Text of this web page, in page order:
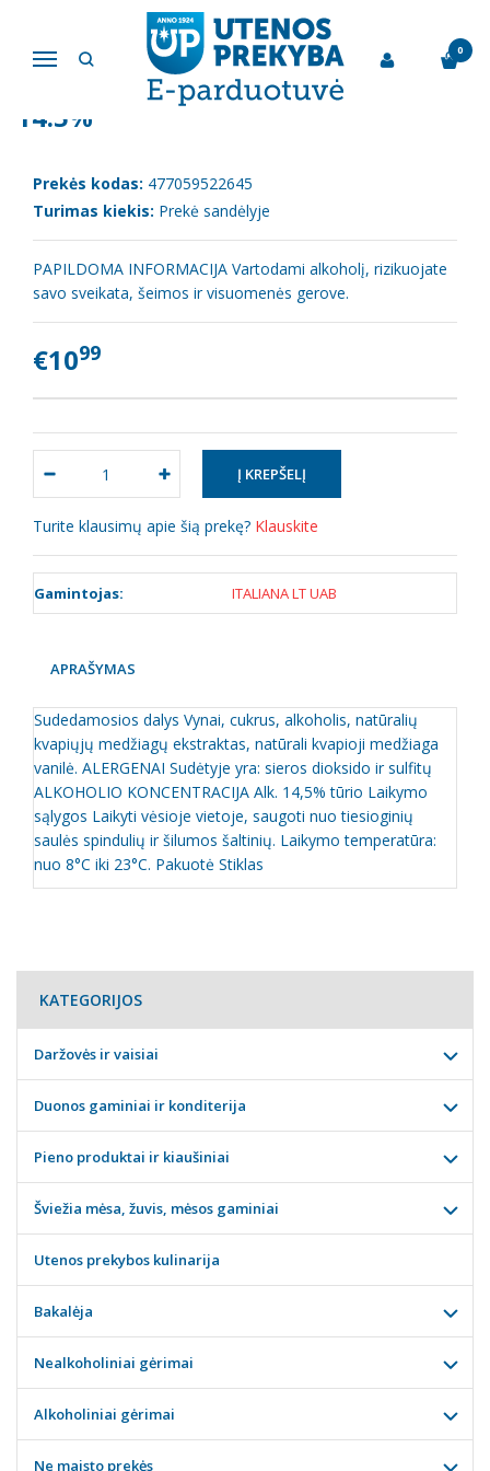
Navigacija
0
Vynas Vermutas "Italiana" bianco 1l 14.5%
VERMUTAS "ITALIANA" BIANCO 1L
14.5%
Prekės kodas: 477059522645
Turimas kiekis: Prekė sandėlyje
PAPILDOMA INFORMACIJA Vartodami alkoholį, rizikuojate
savo sveikata, šeimos ir visuomenės gerove.
€1099
Turite klausimų apie šią prekę? Klauskite
Gamintojas: ITALIANA LT UAB
APRAŠYMAS
Sudedamosios dalys Vynai, cukrus, alkoholis, natūralių
kvapiųjų medžiagų ekstraktas, natūrali kvapioji medžiaga
vanilė. ALERGENAI Sudėtyje yra: sieros dioksido ir sulfitų
ALKOHOLIO KONCENTRACIJA Alk. 14,5% tūrio Laikymo
sąlygos Laikyti vėsioje vietoje, saugoti nuo tiesioginių
saulės spindulių ir šilumos šaltinių. Laikymo temperatūra:
nuo 8°C iki 23°C. Pakuotė Stiklas
KATEGORIJOS
Daržovės ir vaisiai
Duonos gaminiai ir konditerija
Pieno produktai ir kiaušiniai
Šviežia mėsa, žuvis, mėsos gaminiai
Utenos prekybos kulinarija
Bakalėja
Nealkoholiniai gėrimai
Alkoholiniai gėrimai
Ne maisto prekės